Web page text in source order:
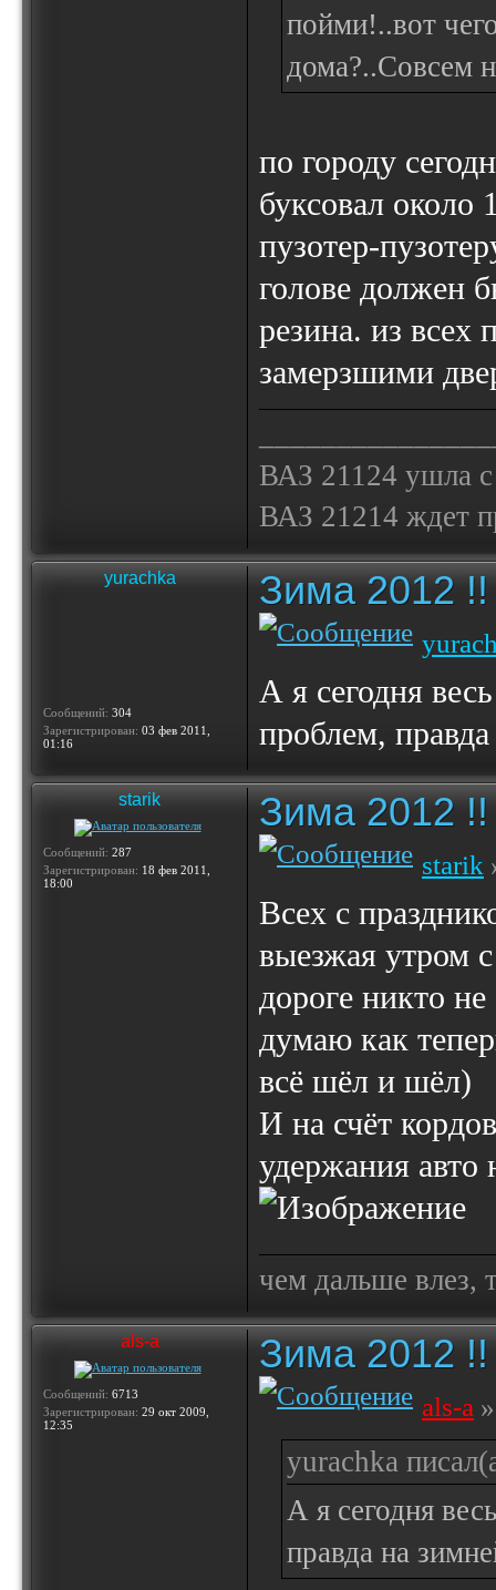
пойми!..вот
дома?..Совсем
по городу
буксовал около
пузотер-
голове должен
резина. из всех
замерзшими
ВАЗ 21124 ушла
ВАЗ 21214 ждет
yurachka
Сообщений: 304
Зарегистрирован: 03 фев 2011,
01:16
Зима 2012 !!
А я сегодня
проблем,
starik
Сообщений: 287
Зарегистрирован: 18 фев 2011,
18:00
Зима 2012 !!
starik
Всех с
выезжая утром
дороге никто не
думаю как
всё шёл и шёл)
И на счёт
удержания авто
чем дальше влез,
als-a
Сообщений: 6713
Зарегистрирован: 29 окт 2009,
12:35
Зима 2012 !!
als-a
yurachka
А я сегодня
правда на